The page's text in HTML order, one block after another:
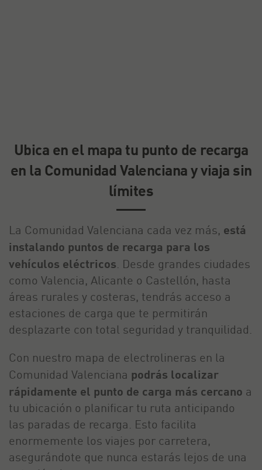
Ubica en el mapa tu punto de recarga
en la Comunidad Valenciana y viaja sin
límites
La Comunidad Valenciana cada vez más, está
instalando puntos de recarga para los
vehículos eléctricos. Desde grandes ciudades
como Valencia, Alicante o Castellón, hasta
áreas rurales y costeras, tendrás acceso a
estaciones de carga que te permitirán
desplazarte con total seguridad y tranquilidad.
Con nuestro mapa de electrolineras en la
Comunidad Valenciana podrás localizar
rápidamente el punto de carga más cercano a
tu ubicación o planificar tu ruta anticipando
las paradas de recarga. Esto facilita
enormemente los viajes por carretera,
asegurándote que nunca estarás lejos de una